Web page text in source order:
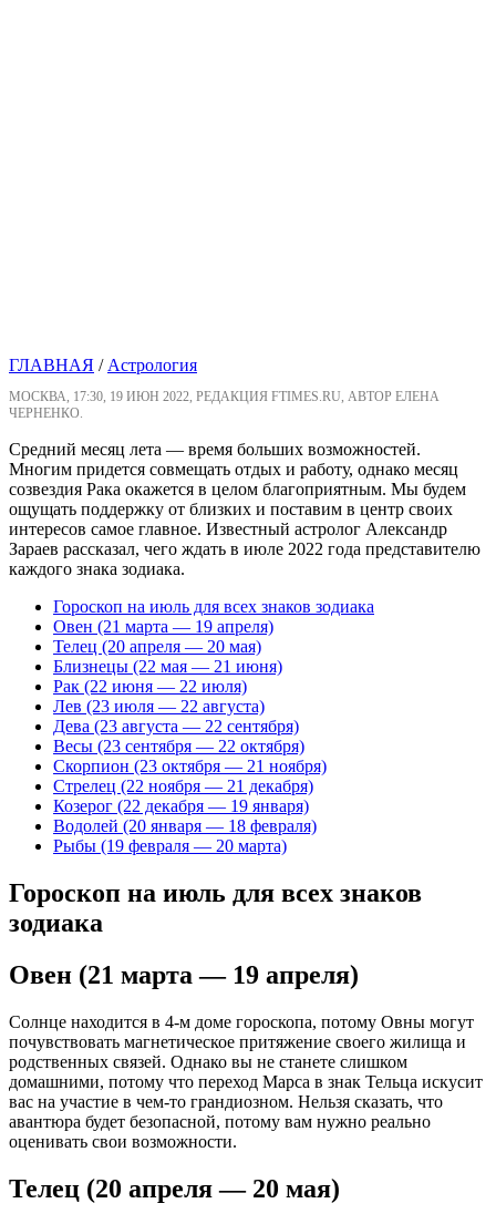
ГЛАВНАЯ /Астрология
МОСКВА, 17:30, 19 ИЮН 2022, РЕДАКЦИЯ FTIMES.RU, АВТОР ЕЛЕНА
ЧЕРНЕНКО.
Средний месяц лета — время больших возможностей.
Многим придется совмещать отдых и работу, однако месяц
созвездия Рака окажется в целом благоприятным. Мы будем
ощущать поддержку от близких и поставим в центр своих
интересов самое главное. Известный астролог Александр
Зараев рассказал, чего ждать в июле 2022 года представителю
каждого знака зодиака.
Гороскоп на июль для всех знаков зодиака
Овен (21 марта — 19 апреля)
Телец (20 апреля — 20 мая)
Близнецы (22 мая — 21 июня)
Рак (22 июня — 22 июля)
Лев (23 июля — 22 августа)
Дева (23 августа — 22 сентября)
Весы (23 сентября — 22 октября)
Скорпион (23 октября — 21 ноября)
Стрелец (22 ноября — 21 декабря)
Козерог (22 декабря — 19 января)
Водолей (20 января — 18 февраля)
Рыбы (19 февраля — 20 марта)
Гороскоп на июль для всех знаков
зодиака
Овен (21 марта — 19 апреля)
Солнце находится в 4-м доме гороскопа, потому Овны могут
почувствовать магнетическое притяжение своего жилища и
родственных связей. Однако вы не станете слишком
домашними, потому что переход Марса в знак Тельца искусит
вас на участие в чем-то грандиозном. Нельзя сказать, что
авантюра будет безопасной, потому вам нужно реально
оценивать свои возможности.
Телец (20 апреля — 20 мая)